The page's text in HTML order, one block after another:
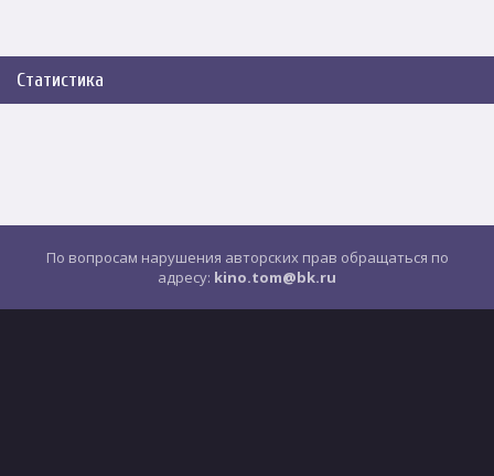
Статистика
По вопросам нарушения авторских прав обращаться по
адресу: kino.tom@bk.ru